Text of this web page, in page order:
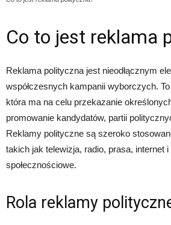
Co to jest reklama
Reklama polityczna jest nieodłącznym
współczesnych kampanii wyborczych.
która ma na celu przekazanie
promowanie kandydatów, partii
Reklamy polityczne są szeroko
takich jak telewizja, radio, prasa, internet i
społecznościowe.
Rola reklamy